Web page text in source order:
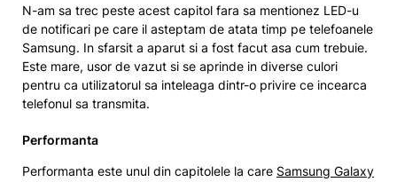
N-am sa trec peste acest capitol fara sa mentionez LED-u
de notificari pe care il asteptam de atata timp pe telefoanele
Samsung. In sfarsit a aparut si a fost facut asa cum trebuie.
Este mare, usor de vazut si se aprinde in diverse culori
pentru ca utilizatorul sa inteleaga dintr-o privire ce incearca
telefonul sa transmita.
Performanta
Performanta este unul din capitolele la care Samsung Galaxy